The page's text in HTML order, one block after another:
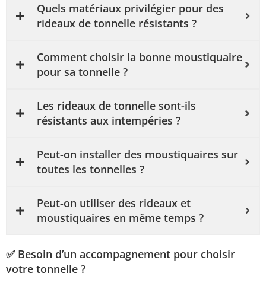
Quels matériaux privilégier pour des
rideaux de tonnelle résistants ?
Comment choisir la bonne moustiquaire
pour sa tonnelle ?
Les rideaux de tonnelle sont-ils
résistants aux intempéries ?
Peut-on installer des moustiquaires sur
toutes les tonnelles ?
Peut-on utiliser des rideaux et
moustiquaires en même temps ?
✅ Besoin d’un accompagnement pour choisir
votre tonnelle ?